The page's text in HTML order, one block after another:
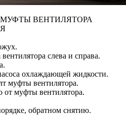
ВЕНТИЛЯТОРА
слева и справа.
охлаждающей жидкости.
муфты вентилятора.
от муфты вентилятора.
обратном снятию.